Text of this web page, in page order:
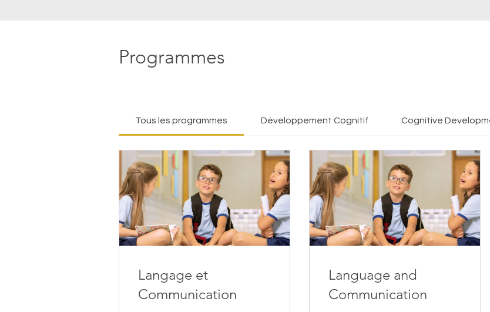
Programmes
Tous les programmes Développement Cognitif Cognitive
Langage et
Communication
Language and
Communication